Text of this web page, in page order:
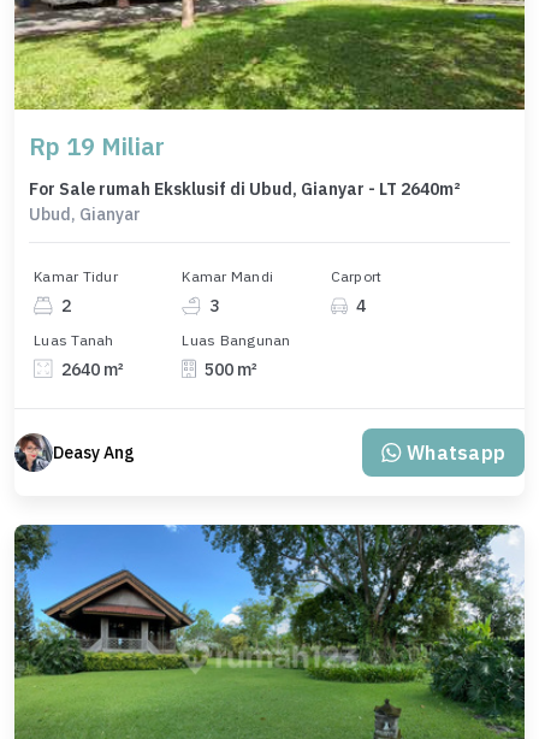
Rp 19 Miliar
For Sale rumah Eksklusif di Ubud, Gianyar - LT 2640m²
Ubud, Gianyar
Kamar Tidur
2
Kamar Mandi
3
Carport
4
Luas Tanah
2640 m²
Luas Bangunan
500 m²
Deasy Ang Whatsapp